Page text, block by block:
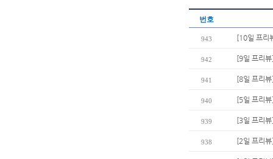
번호
943 [10일 프리
942 [9일 프리
941 [8일 프리
940 [5일 프리
939 [3일 프리
938 [2일 프리